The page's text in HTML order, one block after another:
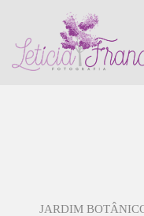
JARDIM